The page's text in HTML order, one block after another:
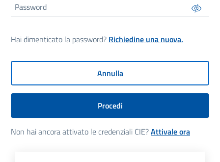
Password
Hai dimenticato la password? Richiedine una nuova.
Annulla
Procedi
Non hai ancora attivato le credenziali CIE?Attivale ora